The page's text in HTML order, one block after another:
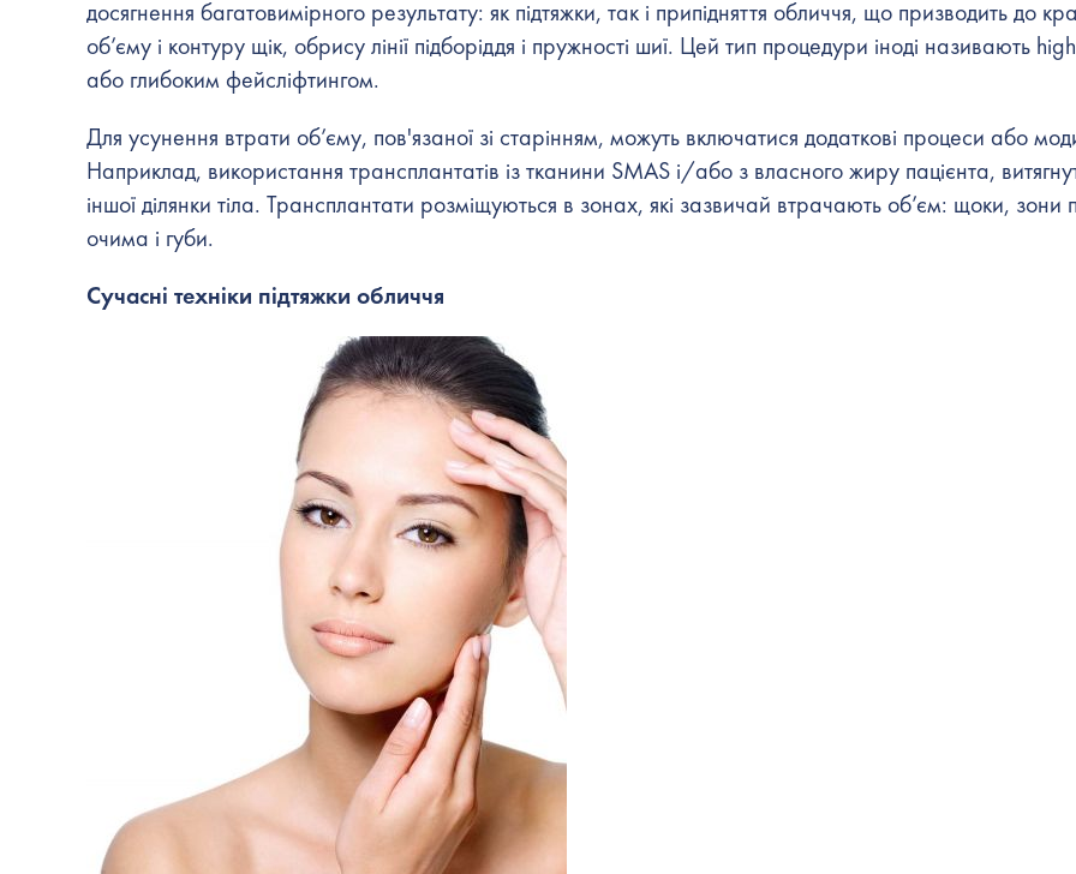
досягнення багатовимірного результату: як підтяжки, так і припідняття обличчя, що призводить до
об’єму і контуру щік, обрису лінії підборіддя і пружності шиї. Цей тип процедури іноді називають
або глибоким фейсліфтингом.
Для усунення втрати об’єму, пов'язаної зі старінням, можуть включатися додаткові процеси або
Наприклад, використання трансплантатів із тканини SMAS і/або з власного жиру пацієнта,
іншої ділянки тіла. Трансплантати розміщуються в зонах, які зазвичай втрачають об’єм: щоки, зони
очима і губи.
Сучасні техніки підтяжки обличчя